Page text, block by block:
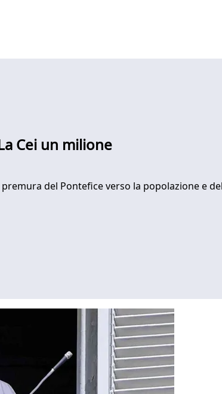
Cei un milione
del Pontefice verso la popolazione e